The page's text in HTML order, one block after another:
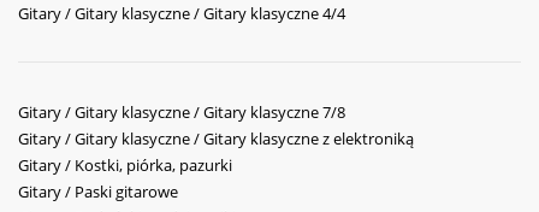
Gitary / Gitary klasyczne / Gitary klasyczne 4/4
Gitary / Gitary klasyczne / Gitary klasyczne 7/8
Gitary / Gitary klasyczne / Gitary klasyczne z elektroniką
Gitary / Kostki, piórka, pazurki
Gitary / Paski gitarowe